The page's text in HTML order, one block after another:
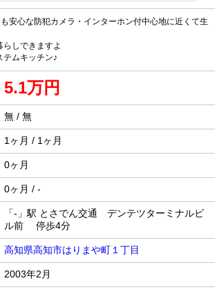
安心な防犯カメラ・インターホン付中心地に近くて生
しできますよ
テムキッチン♪
5.1万円
無 / 無
1ヶ月 / 1ヶ月
0ヶ月
0ヶ月 / -
「-」駅 とさでん交通 デンテツターミナルビ
ル前 停歩4分
高知県高知市はりまや町１丁目
2003年2月